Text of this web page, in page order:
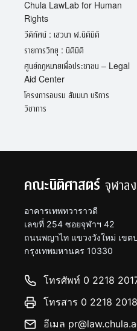
Chula LawLab for Human
Rights
วีดิทัศน์ : เสวนา ฬ.นิติมิติ
รายการวิทยุ : นิติมิติ
ศูนย์กฎหมายเพื่อประชาชน – Legal
Aid Center
โครงการอบรม สัมมนา บริการ
วิชาการ
คณะนิติศาสตร์ จุฬาล
อาคารเทพทวาราวดี
เลขที่ 254 ซอยจุฬาฯ 42
ถนนพญาไท แขวงวังใหม่ เขต
กรุงเทพมหานคร 10330
โทรศัพท์ 0 2218
โทรสาร 0 2218 2018
อีเมล